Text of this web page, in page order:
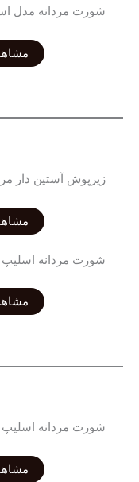
شورت مردانه مدل
زیرپوش آستین دار
شورت مردانه اسلیپ مدل 1314
شورت مردانه اسلیپ مدل 1314